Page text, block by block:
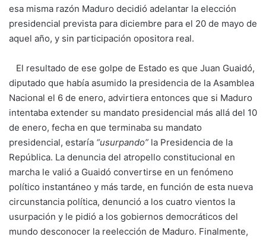
esa misma razón Maduro decidió adelantar la elección
presidencial prevista para diciembre para el 20 de mayo de
aquel año, y sin participación opositora real.
El resultado de ese golpe de Estado es que Juan Guaidó,
diputado que había asumido la presidencia de la Asamblea
Nacional el 6 de enero, advirtiera entonces que si Maduro
intentaba extender su mandato presidencial más allá del 10
de enero, fecha en que terminaba su mandato
presidencial, estaría “usurpando” la Presidencia de la
República. La denuncia del atropello constitucional en
marcha le valió a Guaidó convertirse en un fenómeno
político instantáneo y más tarde, en función de esta nueva
circunstancia política, denunció a los cuatro vientos la
usurpación y le pidió a los gobiernos democráticos del
mundo desconocer la reelección de Maduro. Finalmente,